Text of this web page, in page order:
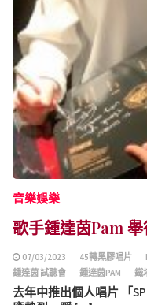
音樂娛樂
歌手鍾達茵Pam
07/03/2023 45轉黑膠唱片
鍾達茵 試聽會
鍾達茵PAM 鐵
去年中推出個人唱片 「